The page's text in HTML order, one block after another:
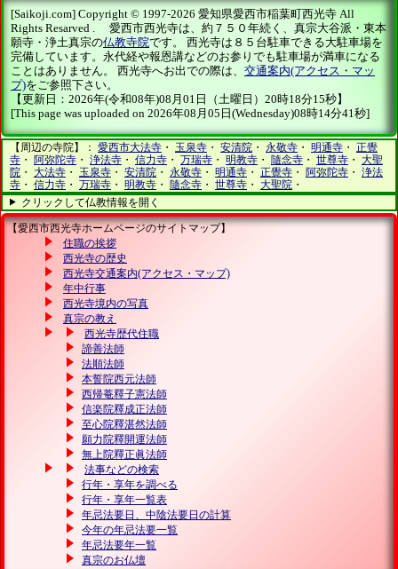
[Saikoji.com] Copyright © 1997-2026 愛知県愛西市稲葉町西光寺 All
Rights Resarved . 愛西市西光寺は、約７５０年続く、真宗大谷派・東本
願寺・浄土真宗の仏教寺院です。 西光寺は８５台駐車できる大駐車場を
完備しています。永代経や報恩講などのお参りでも駐車場が満車になる
ことはありません。 西光寺へお出での際は、 交通案内(アクセス・マッ
プ)をご参照下さい。
【更新日：2026年(令和08年)08月01日（土曜日）20時18分15秒】
[This page was uploaded on 2026年08月05日(Wednesday)08時14分41秒]
【周辺の寺院】： 愛西市大法寺 ・ 玉泉寺 ・ 安清院 ・ 永敬寺 ・ 明通寺 ・ 正覺
寺 ・ 阿弥陀寺 ・ 浄法寺 ・ 信力寺 ・ 万瑞寺 ・ 明教寺 ・ 隨念寺 ・ 世尊寺 ・ 大聖
院 ・ 大法寺 ・ 玉泉寺 ・ 安清院 ・ 永敬寺 ・ 明通寺 ・ 正覺寺 ・ 阿弥陀寺 ・ 浄法
寺 ・ 信力寺 ・ 万瑞寺 ・ 明教寺 ・ 隨念寺 ・ 世尊寺 ・ 大聖院 ・
クリックして仏教情報を開く
【愛西市西光寺ホームページのサイトマップ】
住職の挨拶
西光寺の歴史
西光寺交通案内(アクセス・マップ)
年中行事
西光寺境内の写真
真宗の教え
西光寺歴代住職
諦善法師
法順法師
本誓院西元法師
西帰菴釋子憲法師
信楽院釋成正法師
至心院釋湛然法師
願力院釋開運法師
無上院釋正眞法師
法事などの検索
行年・享年を調べる
行年・享年一覧表
年忌法要日、中陰法要日の計算
今年の年忌法要一覧
年忌法要年一覧
真宗のお仏壇